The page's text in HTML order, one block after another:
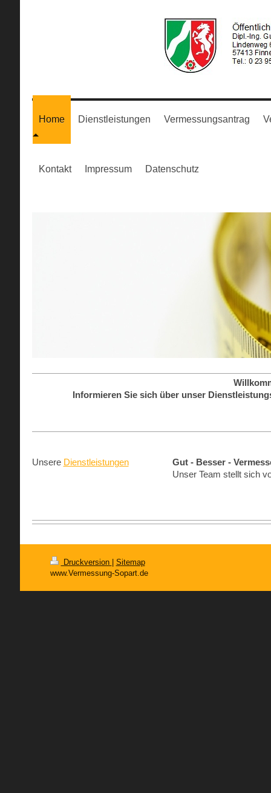
Home Dienstleistungen Vermessungsantrag
Kontakt Impressum Datenschutz
Informieren Sie sich über unser
Unsere Dienstleistungen
Gut - Besser -
Unser Team stellt sich
Druckversion
Sitemap
www.Vermessung-Sopart.de